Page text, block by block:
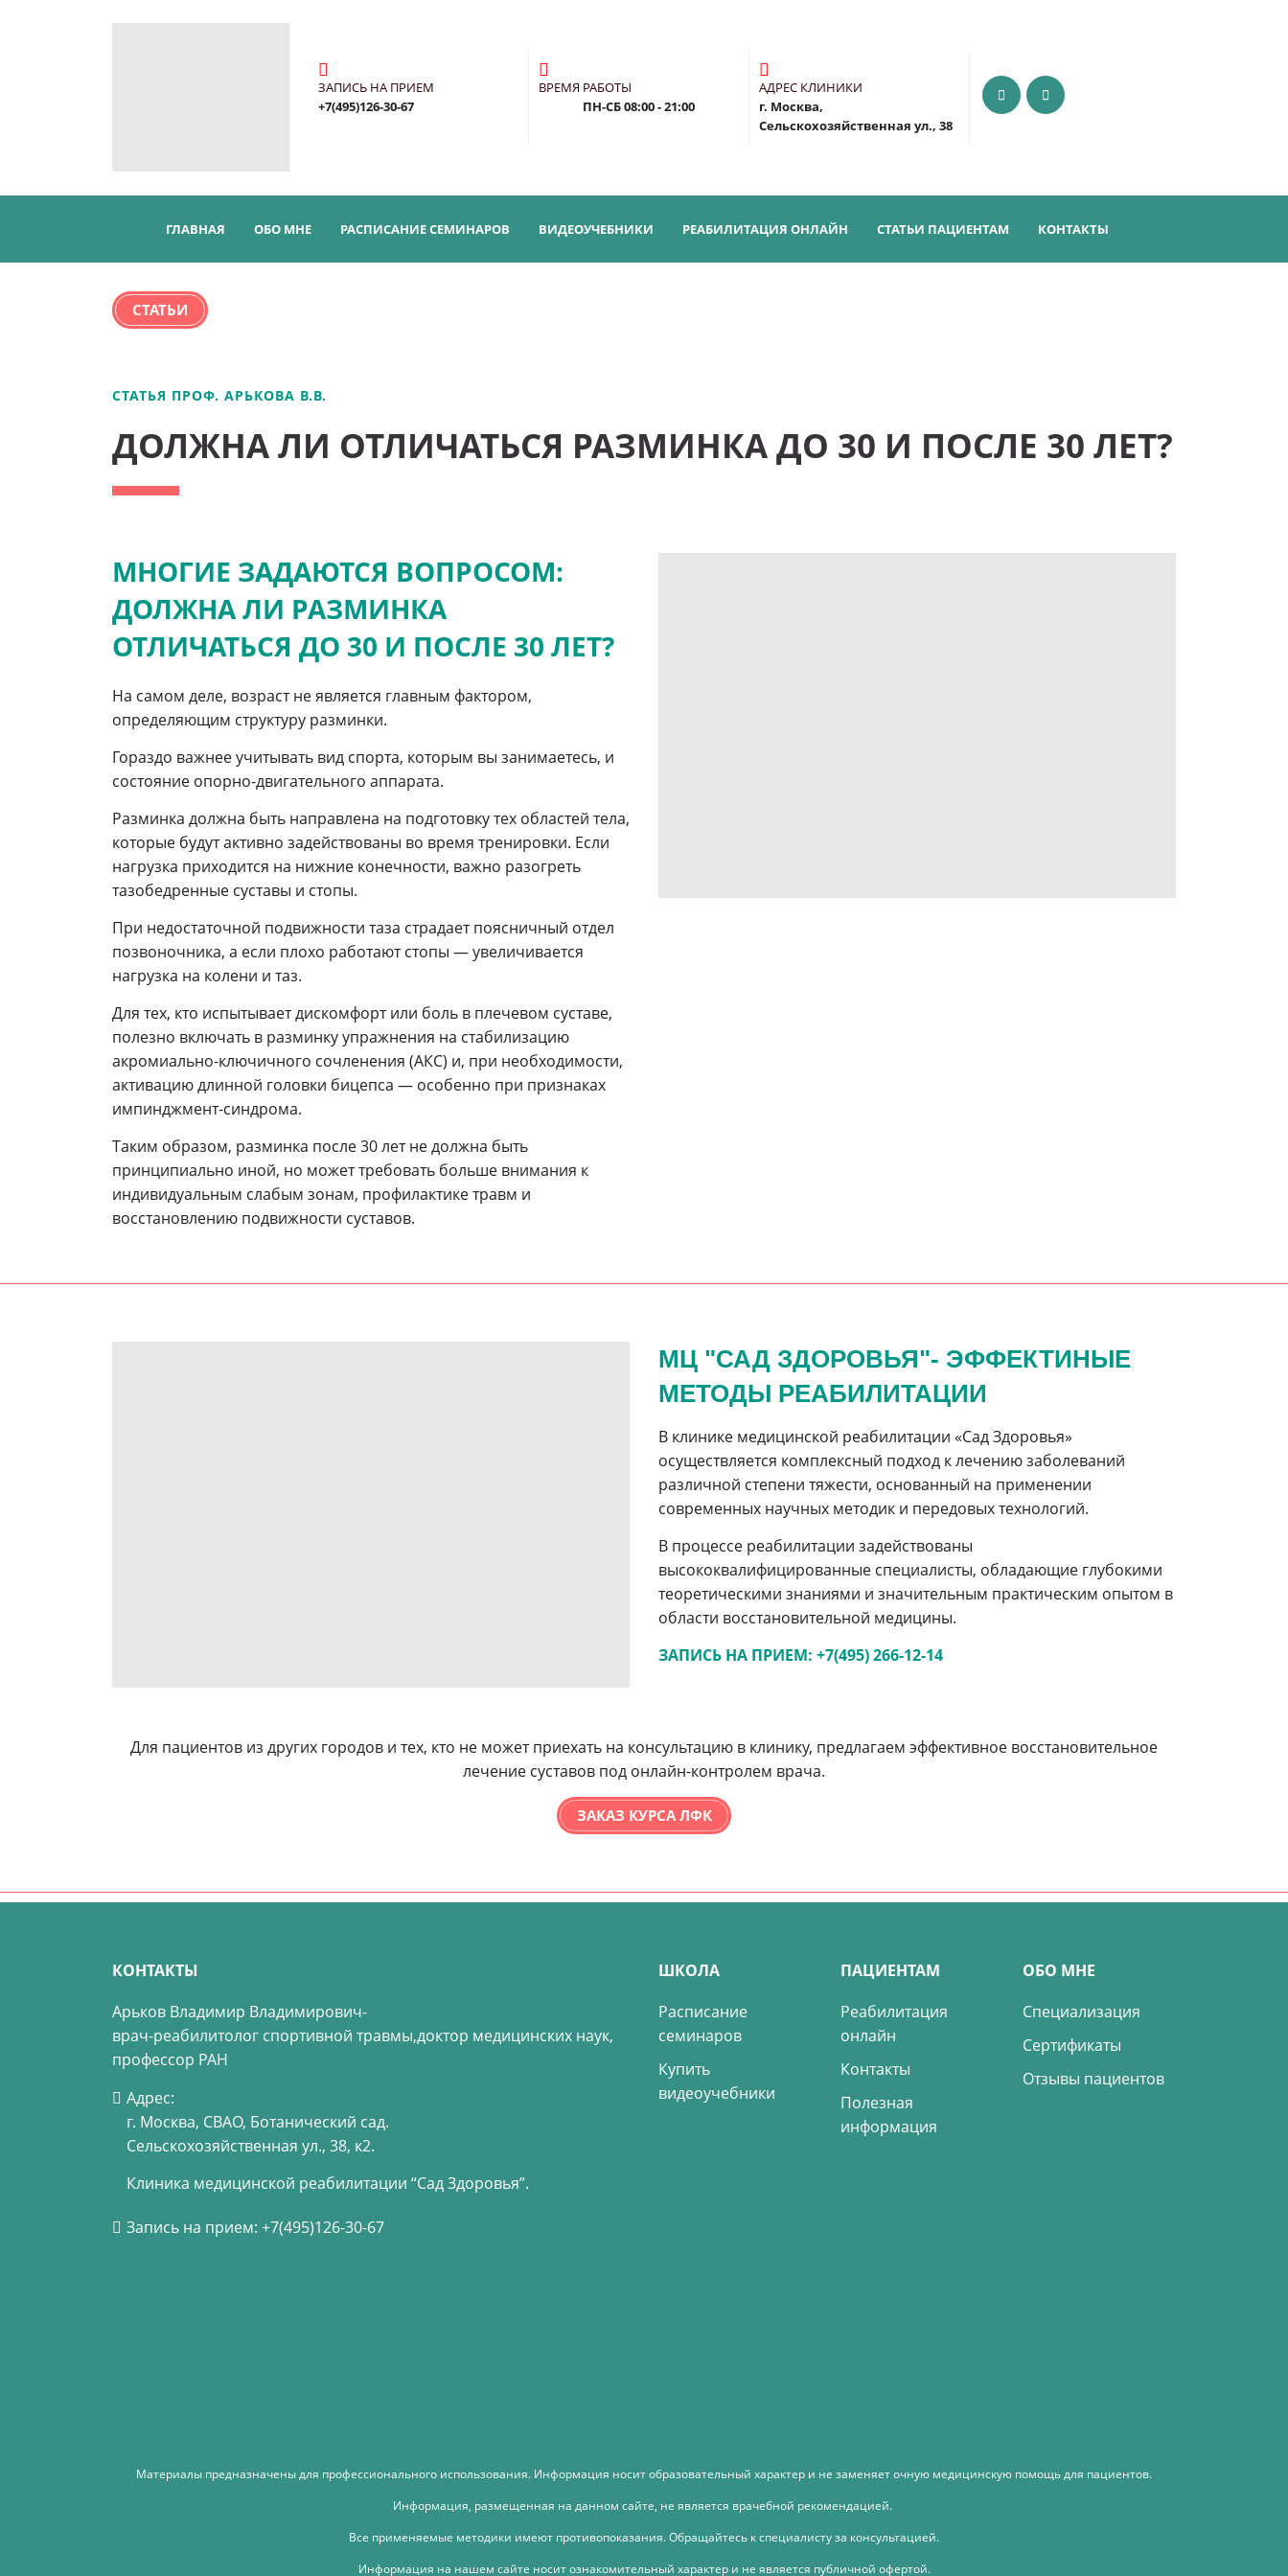
ЗАПИСЬ НА ПРИЕМ
+7(495)126-30-67
ВРЕМЯ РАБОТЫ
ПН-СБ08:00 - 21:00
АДРЕС КЛИНИКИ
г. Москва,
Сельскохозяйственная ул., 38
ГЛАВНАЯ ОБО МНЕ РАСПИСАНИЕ СЕМИНАРОВ ВИДЕОУЧЕБНИКИ РЕАБИЛИТАЦИЯ ОНЛАЙН СТАТЬИ ПАЦИЕНТАМ КОНТАКТЫ
СТАТЬИ
СТАТЬЯ ПРОФ. АРЬКОВА В.В.
ДОЛЖНА ЛИ ОТЛИЧАТЬСЯ РАЗМИНКА ДО 30 И ПОСЛЕ 30 ЛЕТ?
МНОГИЕ ЗАДАЮТСЯ ВОПРОСОМ:
ДОЛЖНА ЛИ РАЗМИНКА
ОТЛИЧАТЬСЯ ДО 30 И ПОСЛЕ 30 ЛЕТ?
На самом деле, возраст не является главным фактором,
определяющим структуру разминки.
Гораздо важнее учитывать вид спорта, которым вы занимаетесь, и
состояние опорно-двигательного аппарата.
Разминка должна быть направлена на подготовку тех областей тела,
которые будут активно задействованы во время тренировки. Если
нагрузка приходится на нижние конечности, важно разогреть
тазобедренные суставы и стопы.
При недостаточной подвижности таза страдает поясничный отдел
позвоночника, а если плохо работают стопы — увеличивается
нагрузка на колени и таз.
Для тех, кто испытывает дискомфорт или боль в плечевом суставе,
полезно включать в разминку упражнения на стабилизацию
акромиально-ключичного сочленения (АКС) и, при необходимости,
активацию длинной головки бицепса — особенно при признаках
импинджмент-синдрома.
Таким образом, разминка после 30 лет не должна быть
принципиально иной, но может требовать больше внимания к
индивидуальным слабым зонам, профилактике травм и
восстановлению подвижности суставов.
МЦ "САД ЗДОРОВЬЯ"- ЭФФЕКТИНЫЕ
МЕТОДЫ РЕАБИЛИТАЦИИ
В клинике медицинской реабилитации «Сад Здоровья»
осуществляется комплексный подход к лечению заболеваний
различной степени тяжести, основанный на применении
современных научных методик и передовых технологий.
В процессе реабилитации задействованы
высококвалифицированные специалисты, обладающие глубокими
теоретическими знаниями и значительным практическим опытом в
области восстановительной медицины.
ЗАПИСЬ НА ПРИЕМ: +7(495) 266-12-14
Для пациентов из других городов и тех, кто не может приехать на консультацию в клинику, предлагаем эффективное восстановительное
лечение суставов под онлайн-контролем врача.
ЗАКАЗ КУРСА ЛФК
КОНТАКТЫ
Арьков Владимир Владимирович-
врач-реабилитолог спортивной травмы,доктор медицинских наук,
профессор РАН
Адрес:
г. Москва, СВАО, Ботанический сад.
Сельскохозяйственная ул., 38, к2.
Клиника медицинской реабилитации “Сад Здоровья”.
Запись на прием: +7(495)126-30-67
ШКОЛА
Расписание
семинаров
Купить
видеоучебники
ПАЦИЕНТАМ
Реабилитация
онлайн
Контакты
Полезная
информация
ОБО МНЕ
Специализация
Сертификаты
Отзывы пациентов
Материалы предназначены для профессионального использования. Информация носит образовательный характер и не заменяет очную медицинскую помощь для пациентов.
Информация, размещенная на данном сайте, не является врачебной рекомендацией.
Все применяемые методики имеют противопоказания.Обращайтесь к специалисту за консультацией.
Информация на нашем сайте носит ознакомительный характер и не является публичной офертой.